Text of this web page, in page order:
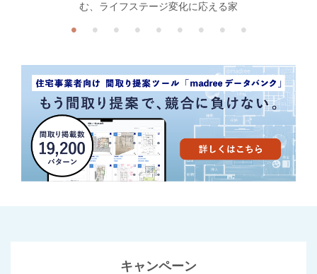
む、ライフステージ変化に応える家
キャンペーン